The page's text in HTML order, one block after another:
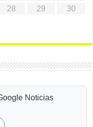
28 29
30
Noticias